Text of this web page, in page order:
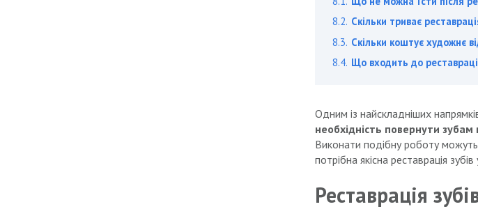
Скільки триває
Скільки коштує художнє
Що входить до
Одним із найскладніших
необхідність повернути
Виконати подібну роботу
потрібна якісна реставрація
Реставрація